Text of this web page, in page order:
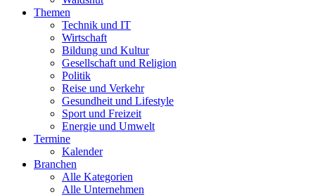
Themen
Technik und IT
Wirtschaft
Bildung und Kultur
Gesellschaft und Religion
Politik
Reise und Verkehr
Gesundheit und Lifestyle
Sport und Freizeit
Energie und Umwelt
Termine
Kalender
Branchen
Alle Kategorien
Alle Unternehmen